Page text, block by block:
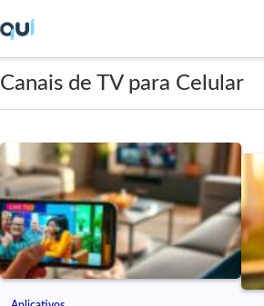
Canais de TV para Celular